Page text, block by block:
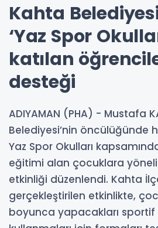
Kahta
‘Yaz Spor
katılan
desteği
ADIYAMAN (PHA) - Mustafa
Belediyesi’nin öncülüğünde
Yaz Spor Okulları
eğitimi alan çocuklara
etkinliği düzenlendi. Kahta
gerçekleştirilen etkinlikte,
boyunca yapacakları